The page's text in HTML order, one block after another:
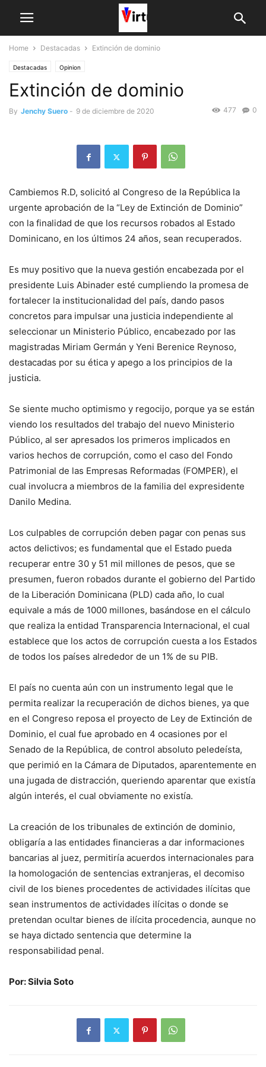
Home Destacadas Extinción de dominio
Destacadas Opinion
Extinción de dominio
By Jenchy Suero - 9 de diciembre de 2020 0
477
Cambiemos R.D, solicitó al Congreso de la República la
urgente aprobación de la “Ley de Extinción de Dominio”
con la finalidad de que los recursos robados al Estado
Dominicano, en los últimos 24 años, sean recuperados.
Es muy positivo que la nueva gestión encabezada por el
presidente Luis Abinader esté cumpliendo la promesa de
fortalecer la institucionalidad del país, dando pasos
concretos para impulsar una justicia independiente al
seleccionar un Ministerio Público, encabezado por las
magistradas Miriam Germán y Yeni Berenice Reynoso,
destacadas por su ética y apego a los principios de la
justicia.
Se siente mucho optimismo y regocijo, porque ya se están
viendo los resultados del trabajo del nuevo Ministerio
Público, al ser apresados los primeros implicados en
varios hechos de corrupción, como el caso del Fondo
Patrimonial de las Empresas Reformadas (FOMPER), el
cual involucra a miembros de la familia del expresidente
Danilo Medina.
Los culpables de corrupción deben pagar con penas sus
actos delictivos; es fundamental que el Estado pueda
recuperar entre 30 y 51 mil millones de pesos, que se
presumen, fueron robados durante el gobierno del Partido
de la Liberación Dominicana (PLD) cada año, lo cual
equivale a más de 1000 millones, basándose en el cálculo
que realiza la entidad Transparencia Internacional, el cual
establece que los actos de corrupción cuesta a los Estados
de todos los países alrededor de un 1% de su PIB.
El país no cuenta aún con un instrumento legal que le
permita realizar la recuperación de dichos bienes, ya que
en el Congreso reposa el proyecto de Ley de Extinción de
Dominio, el cual fue aprobado en 4 ocasiones por el
Senado de la República, de control absoluto peledeísta,
que perimió en la Cámara de Diputados, aparentemente en
una jugada de distracción, queriendo aparentar que existía
algún interés, el cual obviamente no existía.
La creación de los tribunales de extinción de dominio,
obligaría a las entidades financieras a dar informaciones
bancarias al juez, permitiría acuerdos internacionales para
la homologación de sentencias extranjeras, el decomiso
civil de los bienes procedentes de actividades ilícitas que
sean instrumentos de actividades ilícitas o donde se
pretendan ocultar bienes de ilícita procedencia, aunque no
se haya dictado sentencia que determine la
responsabilidad penal.
Por: Silvia Soto